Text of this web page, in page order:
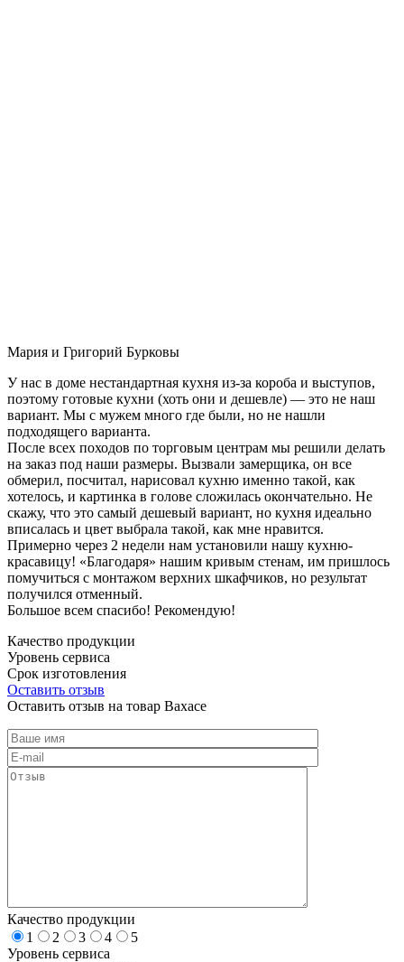
Мария и Григорий Бурковы
У нас в доме нестандартная кухня из-за короба и выступов,
поэтому готовые кухни (хоть они и дешевле) — это не наш
вариант. Мы с мужем много где были, но не нашли
подходящего варианта.
После всех походов по торговым центрам мы решили делать
на заказ под наши размеры. Вызвали замерщика, он все
обмерил, посчитал, нарисовал кухню именно такой, как
хотелось, и картинка в голове сложилась окончательно. Не
скажу, что это самый дешевый вариант, но кухня идеально
вписалась и цвет выбрала такой, как мне нравится.
Примерно через 2 недели нам установили нашу кухню-
красавицу! «Благодаря» нашим кривым стенам, им пришлось
помучиться с монтажом верхних шкафчиков, но результат
получился отменный.
Большое всем спасибо! Рекомендую!
Качество продукции
Уровень сервиса
Срок изготовления
Оставить отзыв
Оставить отзыв на товар Вахасе
Качество продукции
1
2 3 4
5
Уровень сервиса